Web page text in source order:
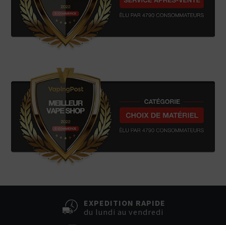
EXPEDITION RAPIDE
du lundi au vendredi